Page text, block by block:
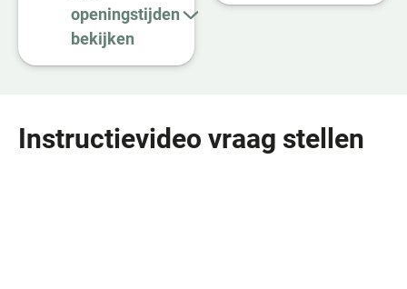
openingstijden
bekijken
Instructievideo vraag stellen